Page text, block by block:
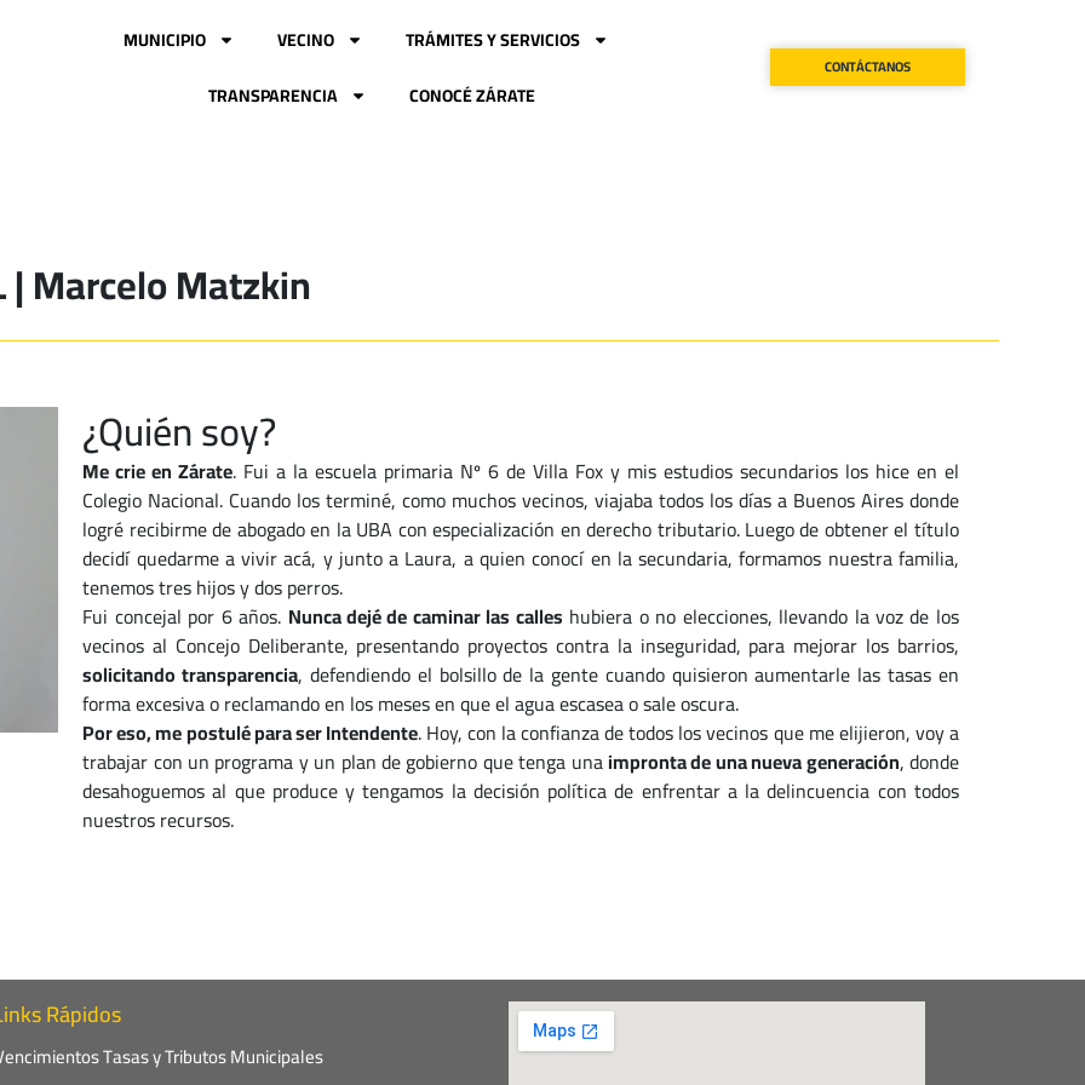
MUNICIPIO VECINO
TRÁMITES Y SERVICIOS
TRANSPARENCIA
CONOCÉ ZÁRATE
CONTÁCTANOS
| Marcelo Matzkin
¿Quién soy?
Me crie en Zárate. Fui a la escuela primaria Nº 6 de Villa Fox y mis estudios secundarios los hice en el
Colegio Nacional. Cuando los terminé, como muchos vecinos, viajaba todos los días a Buenos Aires donde
logré recibirme de abogado en la UBA con especialización en derecho tributario. Luego de obtener el título
decidí quedarme a vivir acá, y junto a Laura, a quien conocí en la secundaria, formamos nuestra familia,
tenemos tres hijos y dos perros.
Fui concejal por 6 años. Nunca dejé de caminar las calles hubiera o no elecciones, llevando la voz de los
vecinos al Concejo Deliberante, presentando proyectos contra la inseguridad, para mejorar los barrios,
solicitando transparencia, defendiendo el bolsillo de la gente cuando quisieron aumentarle las tasas en
forma excesiva o reclamando en los meses en que el agua escasea o sale oscura.
Por eso, me postulé para ser Intendente. Hoy, con la confianza de todos los vecinos que me elijieron, voy a
trabajar con un programa y un plan de gobierno que tenga unaimpronta de una nueva generación, donde
desahoguemos al que produce y tengamos la decisión política de enfrentar a la delincuencia con todos
nuestros recursos.
Rápidos
Tasas y Tributos Municipales